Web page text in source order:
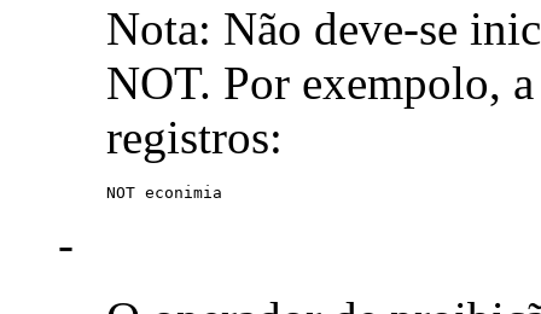
Nota: Não deve-se
NOT. Por exempolo,
registros:
NOT econimia
-